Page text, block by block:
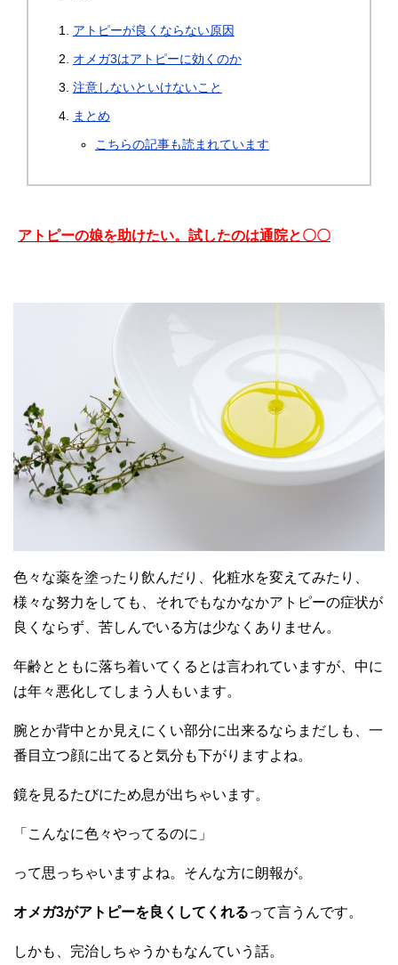
アトピーが良くならない原因
オメガ3はアトピーに効くのか
注意しないといけないこと
まとめ
こちらの記事も読まれています
アトピーの娘を助けたい。試したのは通院と〇〇
色々な薬を塗ったり飲んだり、化粧水を変えてみたり、
様々な努力をしても、それでもなかなかアトピーの症状が
良くならず、苦しんでいる方は少なくありません。
年齢とともに落ち着いてくるとは言われていますが、中に
は年々悪化してしまう人もいます。
腕とか背中とか見えにくい部分に出来るならまだしも、一
番目立つ顔に出てると気分も下がりますよね。
鏡を見るたびにため息が出ちゃいます。
「こんなに色々やってるのに」
って思っちゃいますよね。そんな方に朗報が。
オメガ3がアトピーを良くしてくれるって言うんです。
しかも、完治しちゃうかもなんていう話。